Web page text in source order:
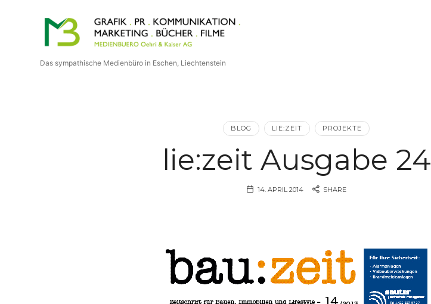
Medienbuero
Oehri
Das sympathische Medienbüro in Eschen, Liechtenstein
BLOG LIE:ZEIT PROJEKTE
lie:zeit Ausgabe 24
14. APRIL 2014 SHARE